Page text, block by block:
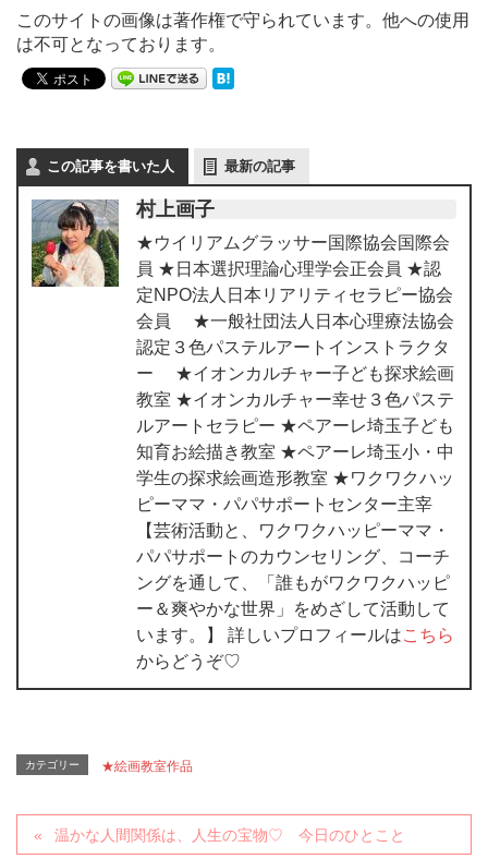
このサイトの画像は著作権で守られています。他への使用
は不可となっております。
この記事を書いた人 最新の記事
村上画子
★ウイリアムグラッサー国際協会国際会
員 ★日本選択理論心理学会正会員 ★認
定NPO法人日本リアリティセラピー協会
会員 ★一般社団法人日本心理療法協会
認定３色パステルアートインストラクタ
ー ★イオンカルチャー子ども探求絵画
教室 ★イオンカルチャー幸せ３色パステ
ルアートセラピー ★ペアーレ埼玉子ども
知育お絵描き教室 ★ペアーレ埼玉小・中
学生の探求絵画造形教室 ★ワクワクハッ
ピーママ・パパサポートセンター主宰
【芸術活動と、ワクワクハッピーママ・
パパサポートのカウンセリング、コーチ
ングを通して、「誰もがワクワクハッピ
ー＆爽やかな世界」をめざして活動して
います。】 詳しいプロフィールはこちら
からどうぞ♡
カテゴリー ★絵画教室作品
温かな人間関係は、人生の宝物♡ 今日のひとこと